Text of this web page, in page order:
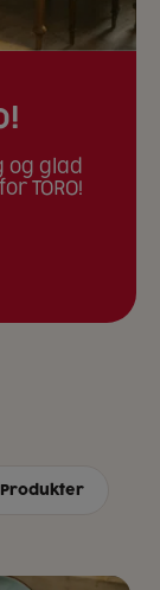
og glad
TORO!
Produkter